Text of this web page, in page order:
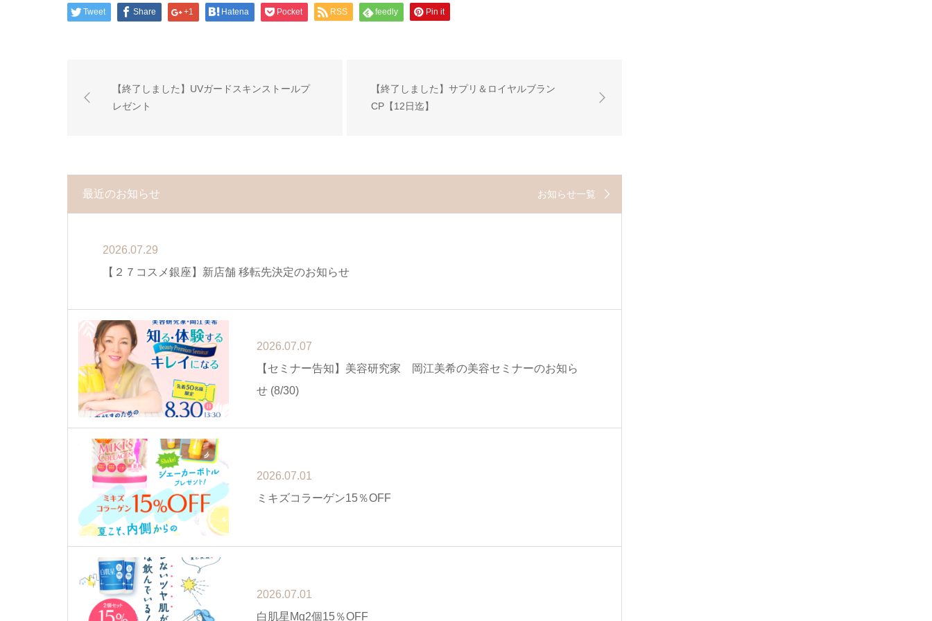
Tweet Share +1 Hatena Pocket RSS feedly Pin it
【終了しました】UVガードスキンストールプ
レゼント
【終了しました】サプリ＆ロイヤルブラン
CP【12日迄】
最近のお知らせ お知らせ一覧
2026.07.29
【２７コスメ銀座】新店舗 移転先決定のお知らせ
2026.07.07
【セミナー告知】美容研究家 岡江美希の美容セミナーのお知ら
せ (8/30)
2026.07.01
ミキズコラーゲン15％OFF
2026.07.01
白肌星Mg2個15％OFF